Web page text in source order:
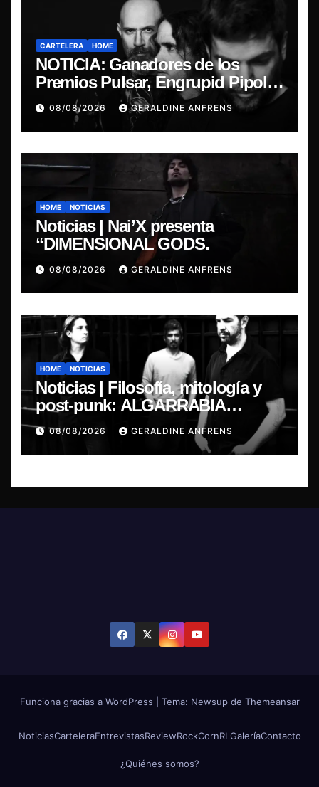
CARTELERA HOME
NOTICIA: Ganadores de los
Premios Pulsar, Engrupid Pipol
presentan show exclusivo.
08/08/2026 GERALDINE ANFRENS
HOME NOTICIAS
Noticias | Nai’X presenta
“DIMENSIONAL GODS.
08/08/2026 GERALDINE ANFRENS
HOME NOTICIAS
Noticias | Filosofía, mitología y
post-punk: ALGARRABIA
presenta “Cantos de Sirena”
08/08/2026 GERALDINE ANFRENS
Funciona gracias a WordPress Tema: Newsup de Themeansar
NoticiasCarteleraEntrevistasReviewRockCornRL GaleríaContacto
¿Quiénes somos?